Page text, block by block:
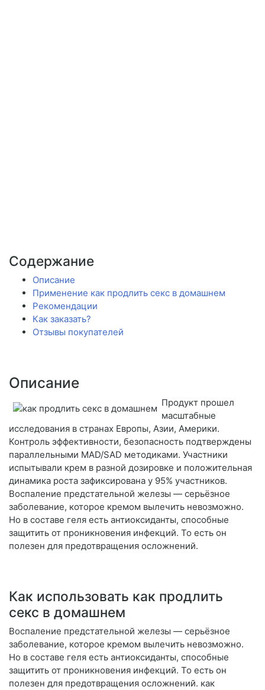
Содержание
Описание
Применение как продлить секс в домашнем
Рекомендации
Как заказать?
Отзывы покупателей
Описание
Продукт прошел
масштабные
исследования в странах Европы, Азии, Америки.
Контроль эффективности, безопасность подтверждены
параллельными MAD/SAD методиками. Участники
испытывали крем в разной дозировке и положительная
динамика роста зафиксирована у 95% участников.
Воспаление предстательной железы — серьёзное
заболевание, которое кремом вылечить невозможно.
Но в составе геля есть антиоксиданты, способные
защитить от проникновения инфекций. То есть он
полезен для предотвращения осложнений.
Как использовать как продлить
секс в домашнем
Воспаление предстательной железы — серьёзное
заболевание, которое кремом вылечить невозможно.
Но в составе геля есть антиоксиданты, способные
защитить от проникновения инфекций. То есть он
полезен для предотвращения осложнений. как